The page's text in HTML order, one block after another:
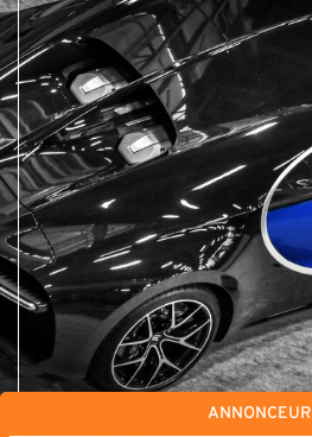
ANNONCEUR